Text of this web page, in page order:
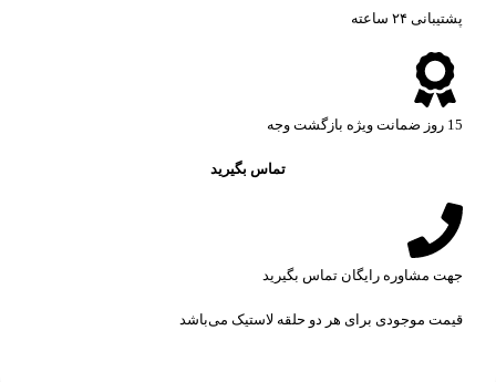
پشتیبانی ۲۴ ساعته​
15 روز ضمانت ویژه بازگشت وجه
تماس بگیرید
جهت مشاوره رایگان تماس بگیرید
قیمت موجودی برای هر دو حلقه لاستیک می‌باشد